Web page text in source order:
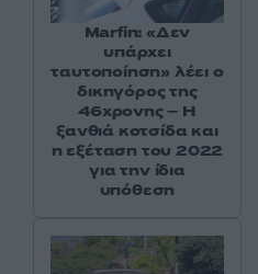
Marfin: «Δεν
υπάρχει
ταυτοποίηση» λέει ο
δικηγόρος της
46χρονης – Η
ξανθιά κοτσίδα και
η εξέταση του 2022
για την ίδια
υπόθεση